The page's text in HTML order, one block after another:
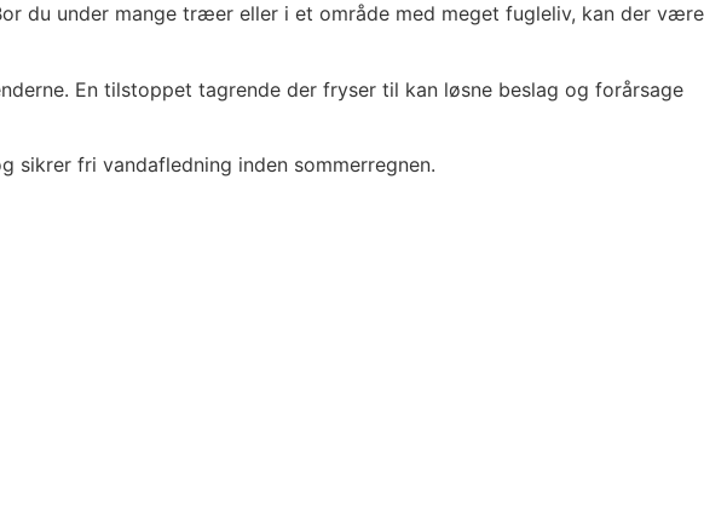
du under mange træer eller i et område med meget fugleliv, kan der være
En tilstoppet tagrende der fryser til kan løsne beslag og forårsage
fri vandafledning inden sommerregnen.